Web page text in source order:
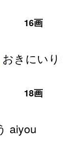
16画
おきにいり
18画
aiyou